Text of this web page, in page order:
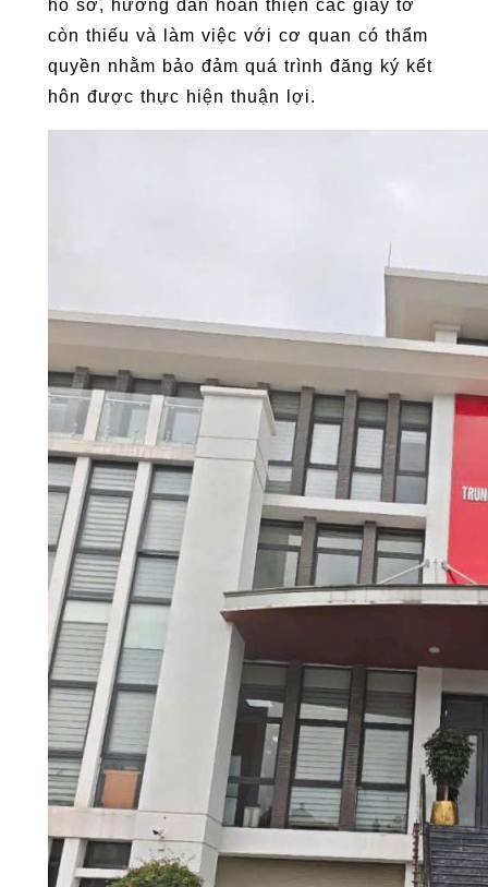
hồ sơ, hướng dẫn hoàn thiện các giấy tờ
còn thiếu và làm việc với cơ quan có thẩm
quyền nhằm bảo đảm quá trình đăng ký kết
hôn được thực hiện thuận lợi.